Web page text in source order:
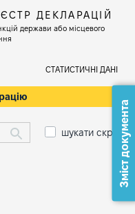
ДЕКЛАРАЦІЙ
держави або місцевого
СТАТИСТИЧНІ ДАНІ
шукати скрізьЗміст документа